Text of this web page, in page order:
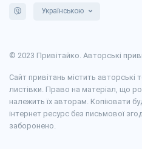
Українською
© 2023 Привітайко. Авторські
Сайт привітань містить авторські
листівки. Право на матеріал, що
належить їх авторам. Копіювати
інтернет ресурс без письмової
заборонено.